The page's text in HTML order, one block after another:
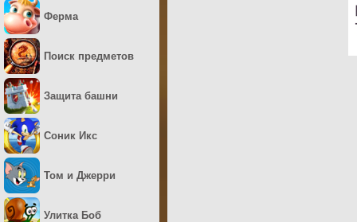
Ферма
Поиск предметов
Защита башни
Соник Икс
Том и Джерри
Улитка Боб